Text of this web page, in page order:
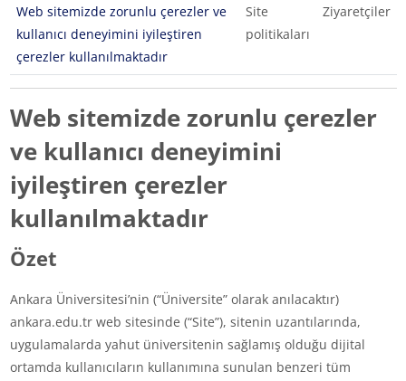
Web sitemizde zorunlu çerezler ve
kullanıcı deneyimini iyileştiren
çerezler kullanılmaktadır
Site
politikaları
Ziyaretçiler
Web sitemizde zorunlu çerezler
ve kullanıcı deneyimini
iyileştiren çerezler
kullanılmaktadır
Özet
Ankara Üniversitesi’nin (“Üniversite” olarak anılacaktır)
ankara.edu.tr web sitesinde (“Site”), sitenin uzantılarında,
uygulamalarda yahut üniversitenin sağlamış olduğu dijital
ortamda kullanıcıların kullanımına sunulan benzeri tüm